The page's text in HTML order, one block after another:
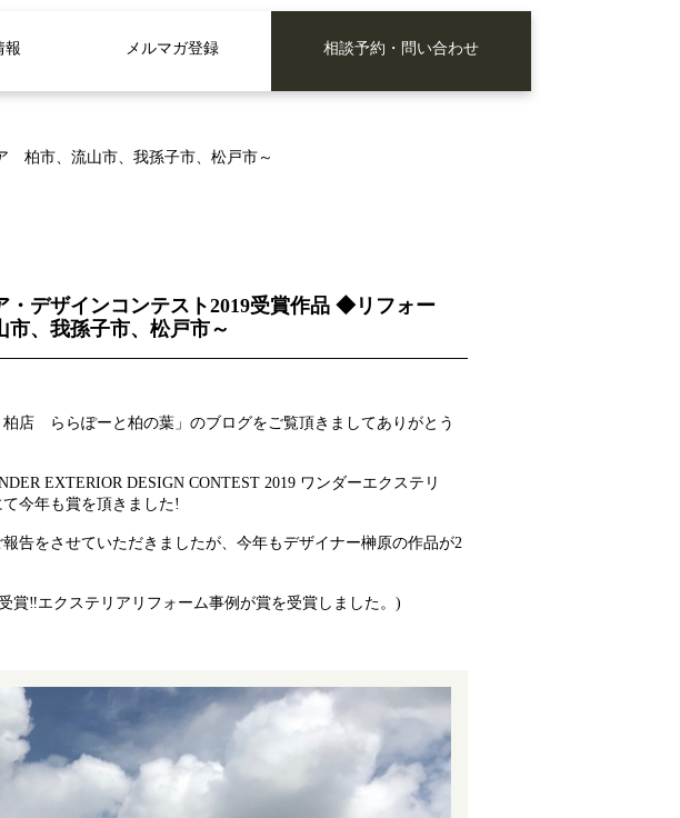
報 メルマガ登録 相談予約・問い合わせ
柏市、流山市、我孫子市、松戸市～
デザインコンテスト2019受賞作品 ◆リフォー
、我孫子市、松戸市～
店 ららぽーと柏の葉」 のブログをご覧頂きましてありがとう
EXTERIOR DESIGN CONTEST 2019 ワンダーエクステリ
今年も賞を頂きました!
告をさせていただきましたが、今年もデザイナー榊原の作品が2
賞‼︎エクステリアリフォーム事例が賞を受賞しました。 )